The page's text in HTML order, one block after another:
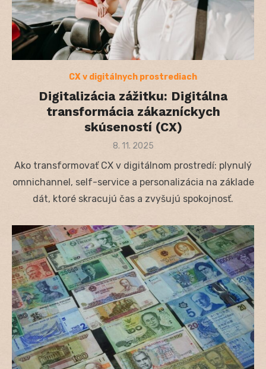
CX v digitálnych prostrediach
Digitalizácia zážitku: Digitálna
transformácia zákazníckych
skúseností (CX)
Posted
8. 11. 2025
Ako transformovať CX v digitálnom prostredí: plynulý
omnichannel, self-service a personalizácia na základe
dát, ktoré skracujú čas a zvyšujú spokojnosť.